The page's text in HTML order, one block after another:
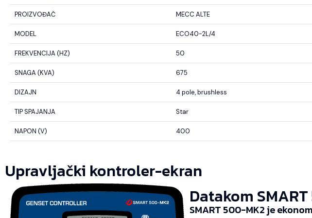
PROIZVOĐAČ MECC ALTE
MODEL ECO40-2L/4
FREKVENCIJA (HZ) 50
SNAGA (KVA) 675
DIZAJN 4 pole, brushless
TIP SPAJANJA Star
NAPON (V) 400
Upravljački kontroler-ekran
Datakom
SMART 500-MK2 je